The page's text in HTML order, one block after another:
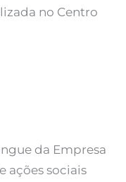
no Centro
da Empresa
ações sociais